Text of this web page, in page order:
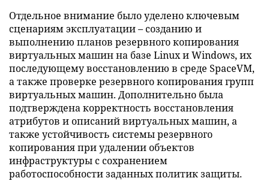
Отдельное внимание было уделено ключевым
сценариям эксплуатации – созданию и
выполнению планов резервного копирования
виртуальных машин на базе Linux и Windows, их
последующему восстановлению в среде SpaceVM,
а также проверке резервного копирования групп
виртуальных машин. Дополнительно была
подтверждена корректность восстановления
атрибутов и описаний виртуальных машин, а
также устойчивость системы резервного
копирования при удалении объектов
инфраструктуры с сохранением
работоспособности заданных политик защиты.